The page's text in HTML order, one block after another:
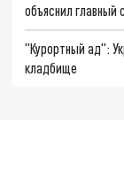
объяснил главный
"Курортный ад":
кладбище